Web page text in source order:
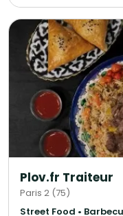
l'organisation de réception.
Plov.fr Traiteur
Paris 2 (75)
Street Food •